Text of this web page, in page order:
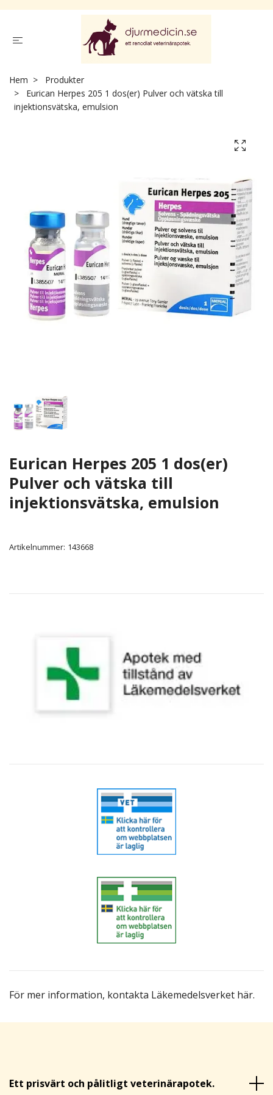
För mer information, kontakta Läkemedelsverket här.
Hem
Produkter
Eurican Herpes 205 1 dos(er) Pulver och vätska till
injektionsvätska, emulsion
Eurican Herpes 205 1 dos(er)
Pulver och vätska till
injektionsvätska, emulsion
Artikelnummer: 143668
Ett prisvärt och pålitligt veterinärapotek.